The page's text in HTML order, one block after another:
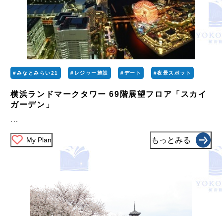
#みなとみらい21 #レジャー施設 #デート #夜景スポット
横浜ランドマークタワー 69階展望フロア「スカイ
ガーデン」
My Plan もっとみる